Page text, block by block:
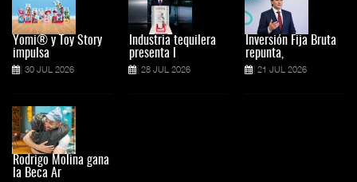
Yomi® y Toy Story
impulsa
30 JUL 2026
Rodrigo Molina gana
la Beca Ar
Industria tequilera
presenta l
28 JUL 2026
Inversión Fija Bruta
repunta,
21 JUL 2026